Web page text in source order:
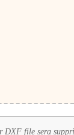
DXF file sera